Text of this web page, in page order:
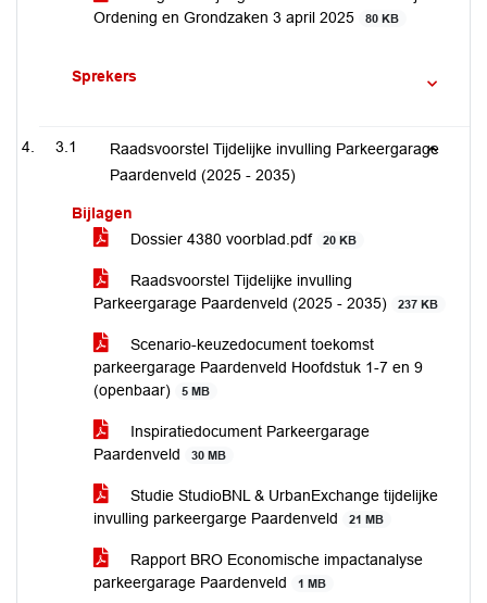
Ordening en Grondzaken 3 april 2025
80 KB
Sprekers
3.1
Raadsvoorstel Tijdelijke invulling Parkeergarage
Paardenveld (2025 - 2035)
Bijlagen
Dossier 4380 voorblad.pdf
20 KB
Raadsvoorstel Tijdelijke invulling
Parkeergarage Paardenveld (2025 - 2035)
237 KB
Scenario-keuzedocument toekomst
parkeergarage Paardenveld Hoofdstuk 1-7 en 9
(openbaar)
5 MB
Inspiratiedocument Parkeergarage
Paardenveld
30 MB
Studie StudioBNL & UrbanExchange tijdelijke
invulling parkeergarge Paardenveld
21 MB
Rapport BRO Economische impactanalyse
parkeergarage Paardenveld
1 MB